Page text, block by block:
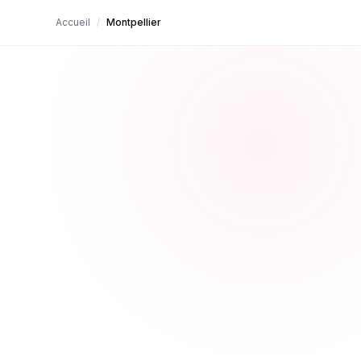
Accueil / Montpellier